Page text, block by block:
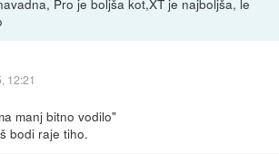
12:21
manj bitno vodilo"
bodi raje tiho.